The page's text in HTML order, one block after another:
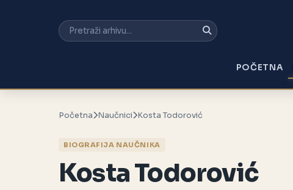
POČETNA
Početna Naučnici Kosta Todorović
BIOGRAFIJA NAUČNIKA
Kosta Todorović